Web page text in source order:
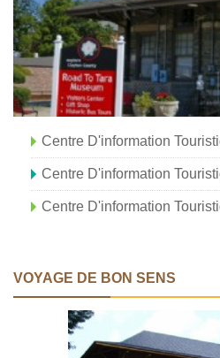
VOYAGE DE BON SENS